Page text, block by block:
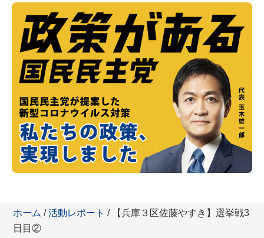
ホーム /活動レポート / 【兵庫３区佐藤やすき】選挙戦3
日目②